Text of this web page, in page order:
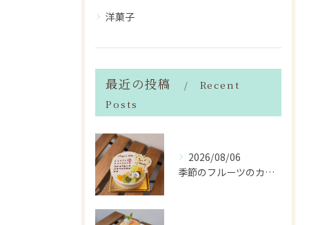
洋菓子
最近の投稿
Recent
Posts
2026/08/06
季節のフルーツのカレンダーケーキ